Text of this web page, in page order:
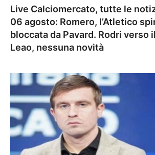
Live Calciomercato, tutte le
06 agosto: Romero, l’Atletico
bloccata da Pavard. Rodri verso
Leao, nessuna novità